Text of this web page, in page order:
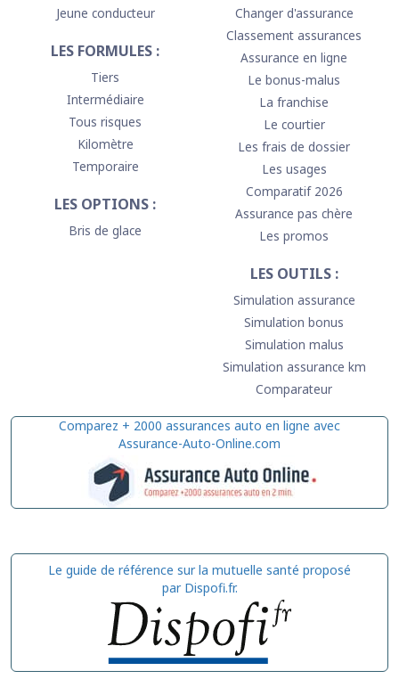
Jeune conducteur
LES FORMULES :
Tiers
Intermédiaire
Tous risques
Kilomètre
Temporaire
LES OPTIONS :
Bris de glace
Changer d'assurance
Classement assurances
Assurance en ligne
Le bonus-malus
La franchise
Le courtier
Les frais de dossier
Les usages
Comparatif 2026
Assurance pas chère
Les promos
LES OUTILS :
Simulation assurance
Simulation bonus
Simulation malus
Simulation assurance km
Comparateur
Comparez + 2000 assurances auto en ligne avec
Assurance-Auto-Online.com
Le guide de référence sur la mutuelle santé proposé
par Dispofi.fr.